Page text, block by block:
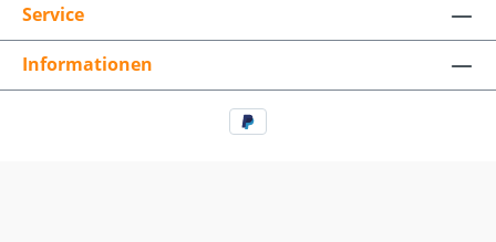
Service
Informationen